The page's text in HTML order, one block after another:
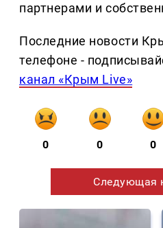
партнерами и
Последние новости
телефоне -
канал «Крым Live»
0 0 0
Следующая